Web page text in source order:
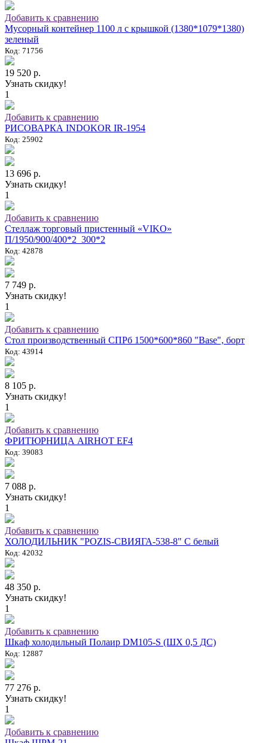
Добавить к сравнению
Мусорный контейнер 1100 л с крышкой (1380*1079*1380)
зеленый
Код: 71756
19 520 р.
Узнать скидку!
1
Добавить к сравнению
РИСОВАРКА INDOKOR IR-1954
Код: 25902
13 696 р.
Узнать скидку!
1
Добавить к сравнению
Стеллаж торговый пристенный «VIKO»
П/1950/900/400*2_300*2
Код: 42878
7 749 р.
Узнать скидку!
1
Добавить к сравнению
Стол производственный СПРб 1500*600*860 "Base", борт
Код: 43914
8 105 р.
Узнать скидку!
1
Добавить к сравнению
ФРИТЮРНИЦА AIRHOT EF4
Код: 39083
7 088 р.
Узнать скидку!
1
Добавить к сравнению
ХОЛОДИЛЬНИК "POZIS-СВИЯГА-538-8" C белый
Код: 42032
48 350 р.
Узнать скидку!
1
Добавить к сравнению
Шкаф холодильный Полаир DM105-S (ШХ 0,5 ДС)
Код: 12887
77 276 р.
Узнать скидку!
1
Добавить к сравнению